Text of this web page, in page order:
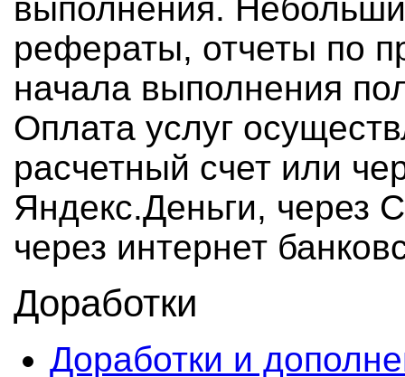
выполнения.
рефераты, отчеты по
начала выполнения
Оплата услуг
расчетный счет или
Яндекс.Деньги, через
через интернет
Доработки
Доработки и